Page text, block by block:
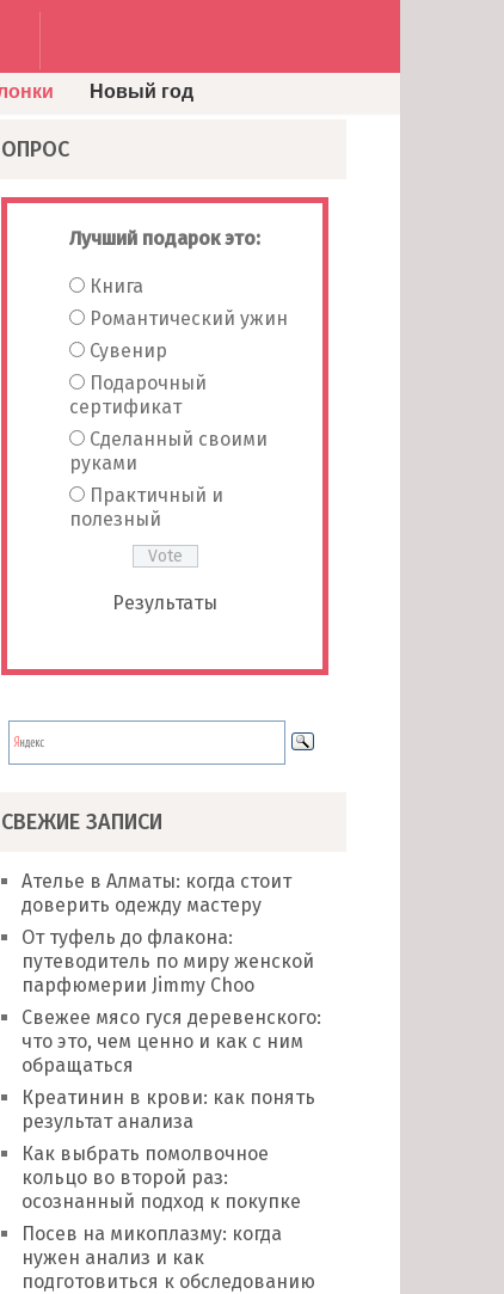
Новый год
ОПРОС
Лучший подарок это:
Книга
Романтический ужин
Сувенир
Подарочный
сертификат
Сделанный своими
руками
Практичный и
полезный
Результаты
СВЕЖИЕ ЗАПИСИ
Ателье в Алматы: когда стоит
доверить одежду мастеру
От туфель до флакона:
путеводитель по миру женской
парфюмерии Jimmy Choo
Свежее мясо гуся деревенского:
что это, чем ценно и как с ним
обращаться
Креатинин в крови: как понять
результат анализа
Как выбрать помолвочное
кольцо во второй раз:
осознанный подход к покупке
Посев на микоплазму: когда
нужен анализ и как
подготовиться к обследованию